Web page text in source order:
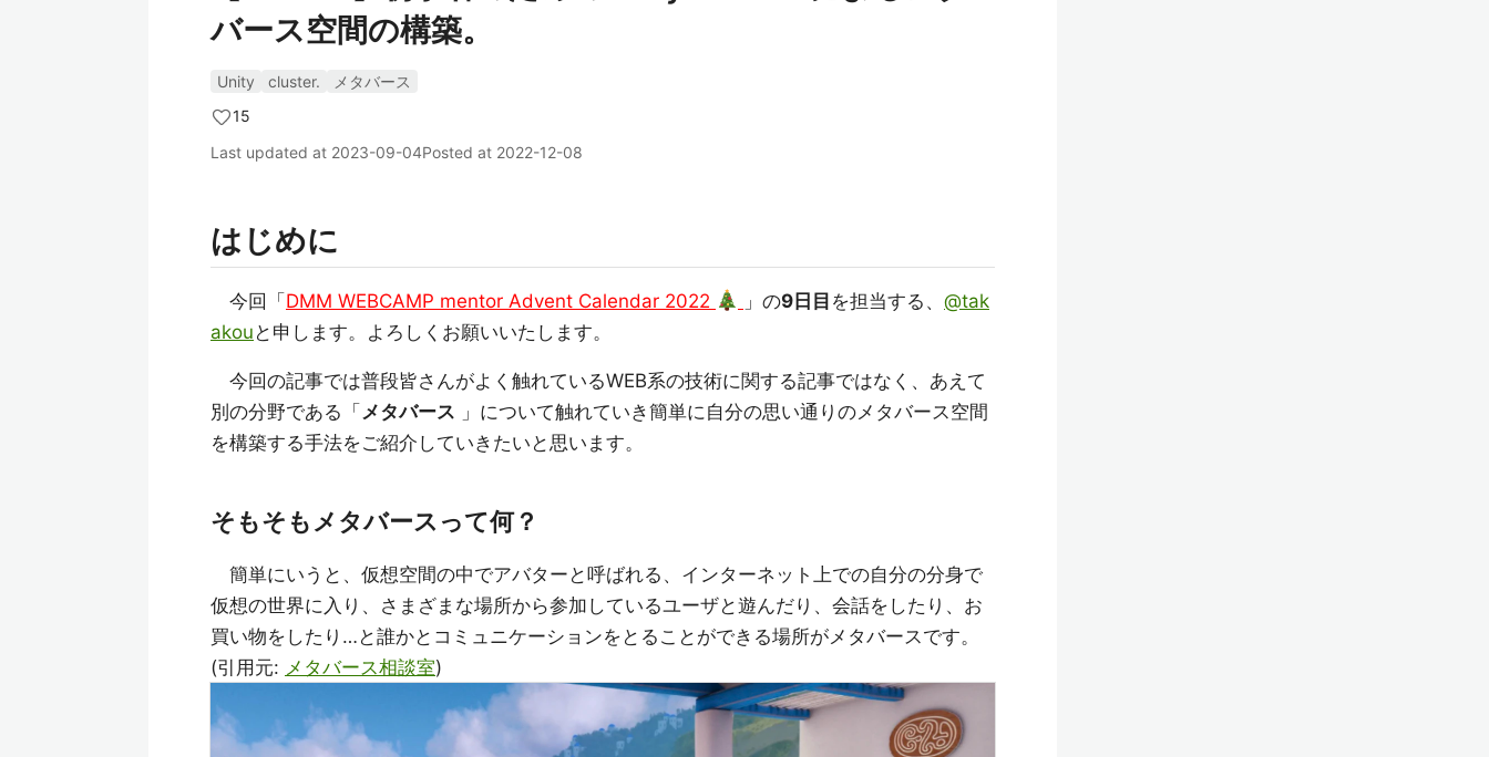
バース空間の構築。
Unity cluster.
メタバース
15
Last updated at 2023-09-04Posted at 2022-12-08
はじめに
今回「 DMM WEBCAMP mentor Advent Calendar 2022 」の9日目 を担当する、 @tak
akou と申します。よろしくお願いいたします。
今回の記事では普段皆さんがよく触れているWEB系の技術に関する記事ではなく、あえて
別の分野である「 メタバース 」について触れていき簡単に自分の思い通りのメタバース空間
を構築する手法をご紹介していきたいと思います。
そもそもメタバースって何？
簡単にいうと、仮想空間の中でアバターと呼ばれる、インターネット上での自分の分身で
仮想の世界に入り、さまざまな場所から参加しているユーザと遊んだり、会話をしたり、お
買い物をしたり…と誰かとコミュニケーションをとることができる場所がメタバースです。
(引用元: メタバース相談室)